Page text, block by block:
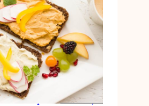
despre dieta keto și